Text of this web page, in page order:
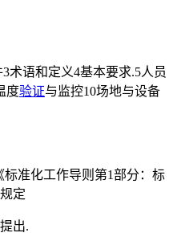
术语和定义4基本要求.5人员
度验证与监控10场地与设备
标准化工作导则第1部分：标
定
出.